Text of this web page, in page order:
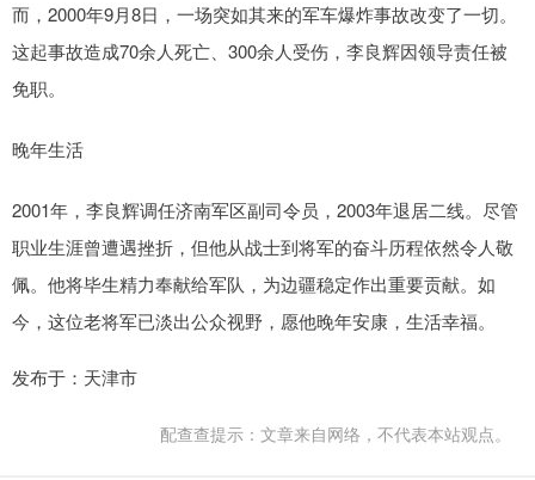
而，2000年9月8日，一场突如其来的军车爆炸事故改变了一切。
这起事故造成70余人死亡、300余人受伤，李良辉因领导责任被
免职。
晚年生活
2001年，李良辉调任济南军区副司令员，2003年退居二线。尽管
职业生涯曾遭遇挫折，但他从战士到将军的奋斗历程依然令人敬
佩。他将毕生精力奉献给军队，为边疆稳定作出重要贡献。如
今，这位老将军已淡出公众视野，愿他晚年安康，生活幸福。
发布于：天津市
配查查提示：文章来自网络，不代表本站观点。